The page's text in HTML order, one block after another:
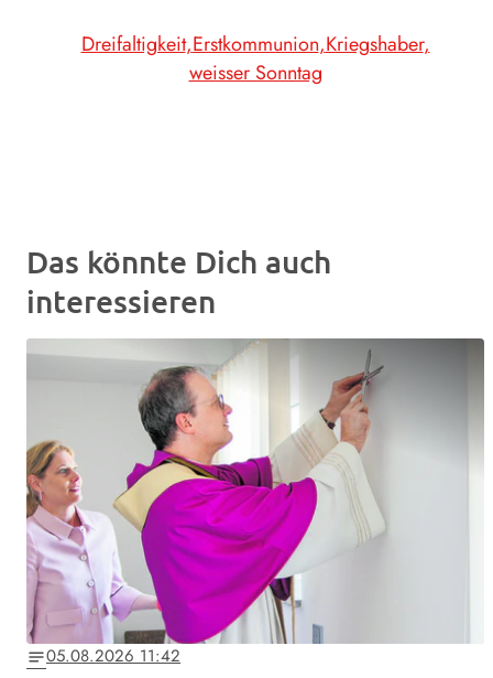
Dreifaltigkeit Erstkommunion Kriegshaber
weisser Sonntag
Das könnte Dich auch
interessieren
notes05.08.2026 11:42